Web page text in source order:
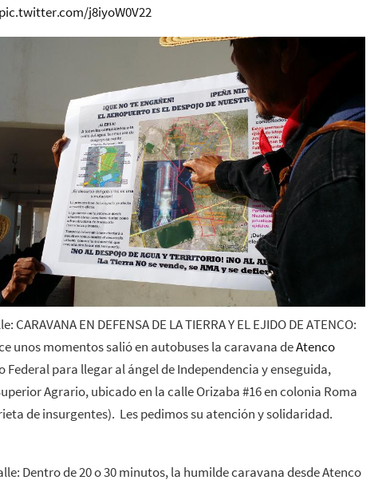
pic.twitter.com/j8iyoW0V22
CARAVANA EN DEFENSA DE LA TIERRA Y EL EJIDO DE ATENCO:
unos momentos salió en autobuses la caravana deAtenco
Federal para llegar al ángel de Independencia y enseguida,
Agrario, ubicado en la calle Orizaba #16 en colonia Roma
de insurgentes). Les pedimos su atención y solidaridad.
Dentro de 20 o 30 minutos, la humilde caravana desde Atenco